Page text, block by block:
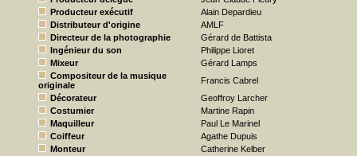
Producteur exécutif
Alain Depardieu
Distributeur d'origine
AMLF
Directeur de la photographie
Gérard de Battista
Ingénieur du son
Philippe Lioret
Mixeur
Gérard Lamps
Compositeur de la musique
originale
Francis Cabrel
Décorateur
Geoffroy Larcher
Costumier
Martine Rapin
Maquilleur
Paul Le Marinel
Coiffeur
Agathe Dupuis
Monteur
Catherine Kelber